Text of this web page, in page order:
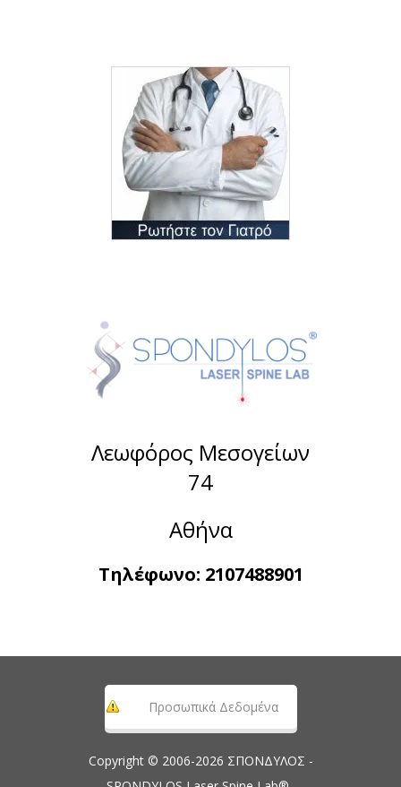
Λεωφόρος Μεσογείων
74
Αθήνα
Τηλέφωνο: 2107488901
Προσωπικά Δεδομένα
Copyright © 2006-2026 ΣΠΟΝΔΥΛΟΣ -